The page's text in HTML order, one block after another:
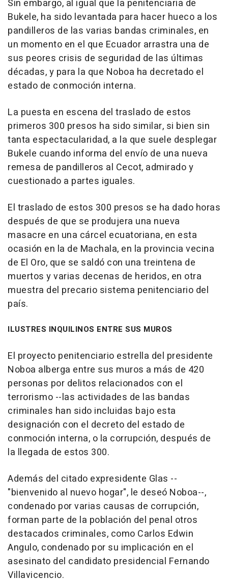
Sin embargo, al igual que la penitenciaria de
Bukele, ha sido levantada para hacer hueco a los
pandilleros de las varias bandas criminales, en
un momento en el que Ecuador arrastra una de
sus peores crisis de seguridad de las últimas
décadas, y para la que Noboa ha decretado el
estado de conmoción interna.
La puesta en escena del traslado de estos
primeros 300 presos ha sido similar, si bien sin
tanta espectacularidad, a la que suele desplegar
Bukele cuando informa del envío de una nueva
remesa de pandilleros al Cecot, admirado y
cuestionado a partes iguales.
El traslado de estos 300 presos se ha dado horas
después de que se produjera una nueva
masacre en una cárcel ecuatoriana, en esta
ocasión en la de Machala, en la provincia vecina
de El Oro, que se saldó con una treintena de
muertos y varias decenas de heridos, en otra
muestra del precario sistema penitenciario del
país.
ILUSTRES INQUILINOS ENTRE SUS MUROS
El proyecto penitenciario estrella del presidente
Noboa alberga entre sus muros a más de 420
personas por delitos relacionados con el
terrorismo --las actividades de las bandas
criminales han sido incluidas bajo esta
designación con el decreto del estado de
conmoción interna, o la corrupción, después de
la llegada de estos 300.
Además del citado expresidente Glas --
"bienvenido al nuevo hogar", le deseó Noboa--,
condenado por varias causas de corrupción,
forman parte de la población del penal otros
destacados criminales, como Carlos Edwin
Angulo, condenado por su implicación en el
asesinato del candidato presidencial Fernando
Villavicencio.